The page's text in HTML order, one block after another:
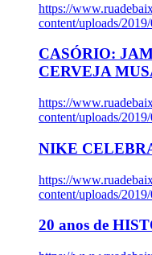
https://
content/uploads/
CASÓRIO:
CERVEJA
https://
content/uploads/
NIKE
https://
content/uploads/
20 anos de